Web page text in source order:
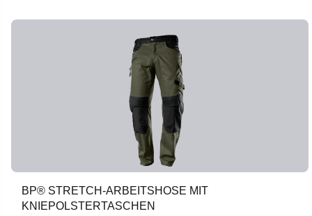
BP® STRETCH-ARBEITSHOSE MIT
KNIEPOLSTERTASCHEN